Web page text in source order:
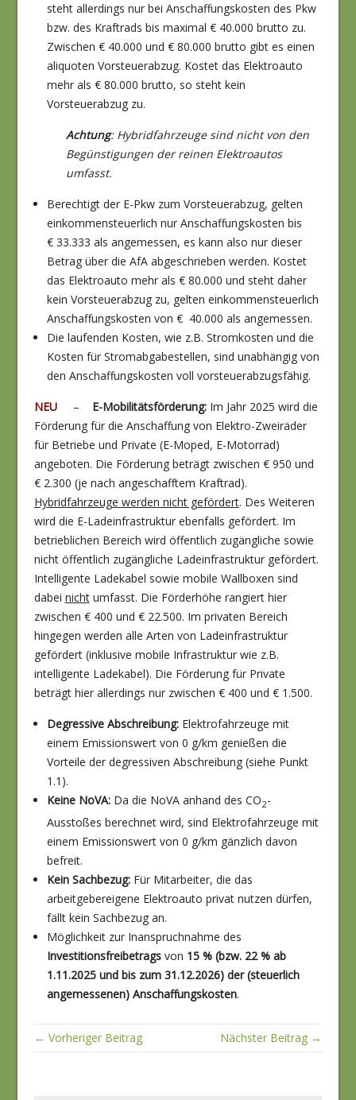
steht allerdings nur bei Anschaffungskosten des Pkw
bzw. des Kraftrads bis maximal € 40.000 brutto zu.
Zwischen € 40.000 und € 80.000 brutto gibt es einen
aliquoten Vorsteuerabzug. Kostet das Elektroauto
mehr als € 80.000 brutto, so steht kein
Vorsteuerabzug zu.
Achtung: Hybridfahrzeuge sind nicht von den
Begünstigungen der reinen Elektroautos
umfasst.
Berechtigt der E-Pkw zum Vorsteuerabzug, gelten
einkommensteuerlich nur Anschaffungskosten bis
€ 33.333 als angemessen, es kann also nur dieser
Betrag über die AfA abgeschrieben werden. Kostet
das Elektroauto mehr als € 80.000 und steht daher
kein Vorsteuerabzug zu, gelten einkommensteuerlich
Anschaffungskosten von € 40.000 als angemessen.
Die laufenden Kosten, wie z.B. Stromkosten und die
Kosten für Stromabgabestellen, sind unabhängig von
den Anschaffungskosten voll vorsteuerabzugsfähig.
NEU – E-Mobilitätsförderung: Im Jahr 2025 wird die
Förderung für die Anschaffung von Elektro-Zweiräder
für Betriebe und Private (E-Moped, E-Motorrad)
angeboten. Die Förderung beträgt zwischen € 950 und
€ 2.300 (je nach angeschafftem Kraftrad).
Hybridfahrzeuge werden nicht gefördert. Des Weiteren
wird die E-Ladeinfrastruktur ebenfalls gefördert. Im
betrieblichen Bereich wird öffentlich zugängliche sowie
nicht öffentlich zugängliche Ladeinfrastruktur gefördert.
Intelligente Ladekabel sowie mobile Wallboxen sind
dabei nichtumfasst. Die Förderhöhe rangiert hier
zwischen € 400 und € 22.500. Im privaten Bereich
hingegen werden alle Arten von Ladeinfrastruktur
gefördert (inklusive mobile Infrastruktur wie z.B.
intelligente Ladekabel). Die Förderung für Private
beträgt hier allerdings nur zwischen € 400 und € 1.500.
Degressive Abschreibung: Elektrofahrzeuge mit
einem Emissionswert von 0 g/km genießen die
Vorteile der degressiven Abschreibung (siehe Punkt
1.1).
Keine NoVA: Da die NoVA anhand des CO2-
Ausstoßes berechnet wird, sind Elektrofahrzeuge mit
einem Emissionswert von 0 g/km gänzlich davon
befreit.
Kein Sachbezug: Für Mitarbeiter, die das
arbeitgebereigene Elektroauto privat nutzen dürfen,
fällt kein Sachbezug an.
Möglichkeit zur Inanspruchnahme des
Investitionsfreibetrags von 15 % (bzw. 22 % ab
1.11.2025 und bis zum 31.12.2026) der (steuerlich
angemessenen) Anschaffungskosten.
← Vorheriger Beitrag Nächster Beitrag →